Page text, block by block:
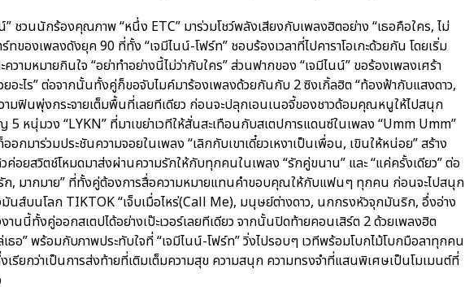
ชวนนักร้องคุณภาพ “หนึ่ง ETC” มาร่วมโชว์พลังเสียงกับเพลงฮิตอย่าง “เธอคือใคร, ไม่
ทของเพลงดังยุค 90 ที่ทั้ง “เจมีไนน์-โฟร์ท” ชอบร้องเวลาที่ไปคาราโอเกะด้วยกัน โดยเริ่ม
ความหมายกินใจ “อย่าทำอย่างนี้ไม่ว่ากับใคร” ส่วนฟากของ “เจมีไนน์” ขอร้องเพลงเศร้า
อะไร” ต่อจากนั้นทั้งคู่ก็ขอจับไมค์มาร้องเพลงด้วยกันกับ 2 ซิงเกิ้ลฮิต “ท้องฟ้ากับแสงดาว,
วามฟินพุ่งกระจายเต็มพื้นที่เลยทีเดียว ก่อนจะปลุกเอนเนอจี้ของชาวด้อมคุณหนูให้ไปสนุก
หนุ่มวง “LYKN” ที่มาเขย่าเวทีให้สั่นสะเทือนกับสเตปการแดนซ์ในเพลง “Umm Umm”
อกมาร่วมประชันความจอยในเพลง “เลิกกับเขาเดี๋ยวเหงาเป็นเพื่อน, เขินให้หน่อย” สร้าง
อยสวิตช์โหมดมาส่งผ่านความรักให้กับทุกคนในเพลง “รักคู่ขนาน” และ “แค่ครั้งเดียว” ต่อ
ก, มากมาย” ที่ทั้งคู่ต้องการสื่อความหมายแทนคำขอบคุณให้กับแฟนๆ ทุกคน ก่อนจะไปสนุก
นส์บนโลก TIKTOK “เจ็บเมื่อไหร่(Call Me), มนุษย์ต่างดาว, นกกรงหัวจุกมันริก, อึ่งอ่าง
านนี้ทั้งคู่ออกสเตปได้อย่างเป๊ะเวอร์เลยทีเดียว จากนั้นปิดท้ายคอนเสิร์ต 2 ด้วยเพลงฮิต
เธอ” พร้อมกับภาพประทับใจที่ “เจมีไนน์-โฟร์ท” วิ่งไปรอบๆ เวทีพร้อมโบกไม้โบกมือลาทุกคน
รียกว่าเป็นการส่งท้ายที่เติมเต็มความสุข ความสนุก ความทรงจำที่แสนพิเศษเป็นโมเมนต์ที่